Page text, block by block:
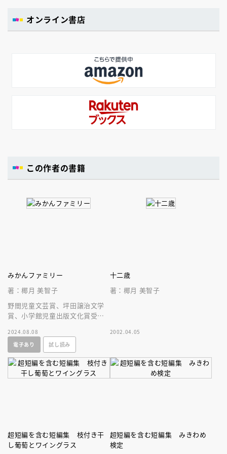
オンライン書店
この作者の書籍
みかんファミリー
著：椰月 美智子
野間児童文芸賞、坪田譲治文学
賞、小学館児童出版文化賞受賞
族。大人も読むべき、明るく泣
ける感動作。
2024.08.08
電子あり
試し読み
十二歳
著：椰月 美智子
2002.04.05
超短編を含む短編集 枝付き干
し葡萄とワイングラス
超短編を含む短編集 みきわめ
検定